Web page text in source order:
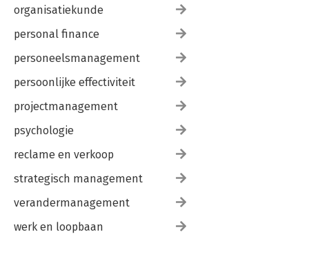
organisatiekunde
personal finance
personeelsmanagement
persoonlijke effectiviteit
projectmanagement
psychologie
reclame en verkoop
strategisch management
verandermanagement
werk en loopbaan